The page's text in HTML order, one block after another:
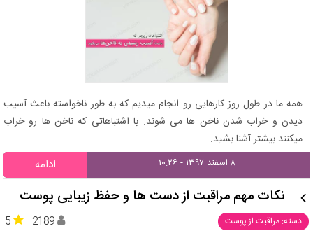
همه ما در طول روز کارهایی رو انجام میدیم که به طور ناخواسته باعث آسیب
دیدن و خراب شدن ناخن ها می شوند. با اشتباهاتی که ناخن ها رو خراب
میکنند بیشتر آشنا بشید.
۸ اسفند ۱۳۹۷ - ۱۰:۲۶ ادامه
نکات مهم مراقبت از دست ها و حفظ زیبایی پوست
دسته: مراقبت از پوست 5 2189